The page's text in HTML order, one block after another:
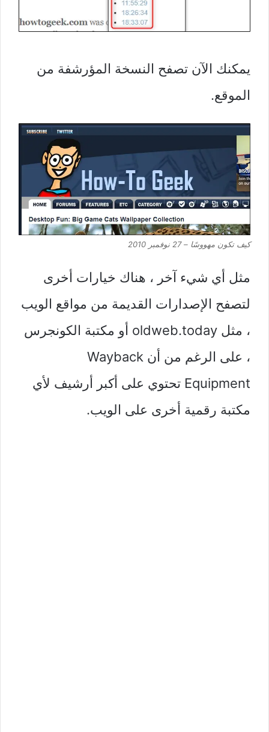
يمكنك الآن تصفح النسخة المؤرشفة من
الموقع.
كيف تكون مهووسًا – 27 نوفمبر 2010
مثل أي شيء آخر ، هناك خيارات أخرى
لتصفح الإصدارات القديمة من مواقع الويب
، مثل oldweb.today أو مكتبة الكونجرس
، على الرغم من أن Wayback
Equipment تحتوي على أكبر أرشيف لأي
مكتبة رقمية أخرى على الويب.